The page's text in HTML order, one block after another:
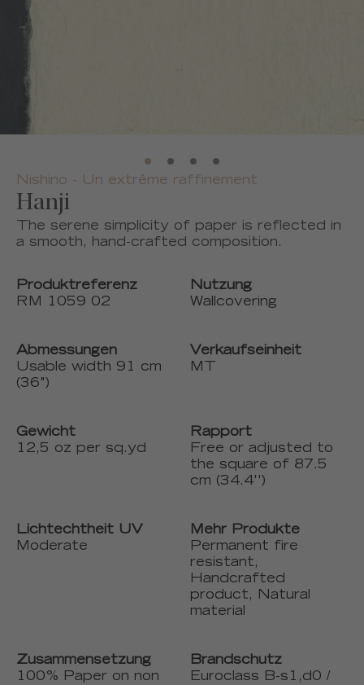
Nishino - Un extrême raffinement
Hanji
The serene simplicity of paper is reflected in
a smooth, hand-crafted composition.
Produktreferenz
RM 1059 02
Nutzung
Wallcovering
Abmessungen
Usable width 91 cm
(36")
Verkaufseinheit
MT
Gewicht
12,5 oz per sq.yd
Rapport
Free or adjusted to
the square of 87.5
cm (34.4'')
Lichtechtheit UV
Moderate
Mehr Produkte
Permanent fire
resistant,
Handcrafted
product, Natural
material
Zusammensetzung
100% Paper on non
Brandschutz
Euroclass B-s1,d0 /